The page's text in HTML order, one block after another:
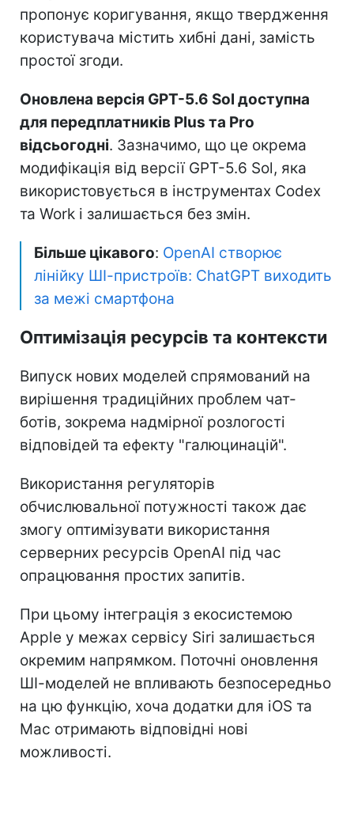
пропонує коригування, якщо твердження
користувача містить хибні дані, замість
простої згоди.
Оновлена версія GPT-5.6 Sol доступна
для передплатників Plus та Pro
відсьогодні. Зазначимо, що це окрема
модифікація від версії GPT-5.6 Sol, яка
використовується в інструментах Codex
та Work і залишається без змін.
Більше цікавого: OpenAI створює
лінійку ШІ-пристроїв: ChatGPT виходить
за межі смартфона
Оптимізація ресурсів та контексти
Випуск нових моделей спрямований на
вирішення традиційних проблем чат-
ботів, зокрема надмірної розлогості
відповідей та ефекту "галюцинацій".
Використання регуляторів
обчислювальної потужності також дає
змогу оптимізувати використання
серверних ресурсів OpenAI під час
опрацювання простих запитів.
При цьому інтеграція з екосистемою
Apple у межах сервісу Siri залишається
окремим напрямком. Поточні оновлення
ШІ-моделей не впливають безпосередньо
на цю функцію, хоча додатки для iOS та
Mac отримають відповідні нові
можливості.